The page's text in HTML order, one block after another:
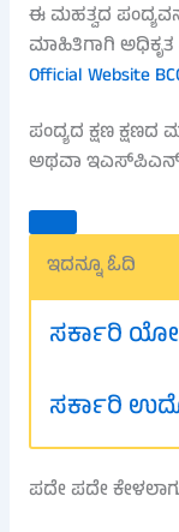
ಈ ಮಹತ್ವದ
ಮಾಹಿತಿಗಾಗಿ
Official Website
ಪಂದ್ಯದ ಕ್ಷಣ
ಅಥವಾ ಇಎಸ್‌ಪಿಎನ್
ಇದನ್ನೂ ಓದಿ
ಸರ್ಕಾರಿ
ಸರ್ಕಾರಿ
ಪದೇ ಪದೇ